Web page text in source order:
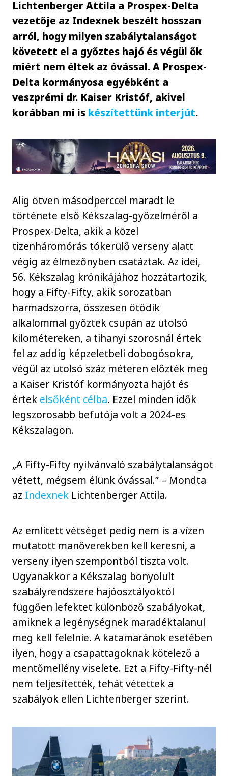
Lichtenberger Attila a Prospex-Delta
vezetője az Indexnek beszélt hosszan
arról, hogy milyen szabálytalanságot
követett el a győztes hajó és végül ők
miért nem éltek az óvással. A Prospex-
Delta kormányosa egyébként a
veszprémi dr. Kaiser Kristóf, akivel
korábban mi is készítettünk interjút.
Alig ötven másodperccel maradt le
története első Kékszalag-győzelméről a
Prospex-Delta, akik a közel
tizenháromórás tókerülő verseny alatt
végig az élmezőnyben csatáztak. Az idei,
56. Kékszalag krónikájához hozzátartozik,
hogy a Fifty-Fifty, akik sorozatban
harmadszorra, összesen ötödik
alkalommal győztek csupán az utolsó
kilométereken, a tihanyi szorosnál értek
fel az addig képzeletbeli dobogósokra,
végül az utolsó száz méteren előzték meg
a Kaiser Kristóf kormányozta hajót és
értek elsőként célba. Ezzel minden idők
legszorosabb befutója volt a 2024-es
Kékszalagon.
„A Fifty-Fifty nyilvánvaló szabálytalanságot
vétett, mégsem élünk óvással.” – Mondta
az Indexnek Lichtenberger Attila.
Az említett vétséget pedig nem is a vízen
mutatott manőverekben kell keresni, a
verseny ilyen szempontból tiszta volt.
Ugyanakkor a Kékszalag bonyolult
szabályrendszere hajóosztályoktól
függően lefektet különböző szabályokat,
amiknek a legénységnek maradéktalanul
meg kell felelnie. A katamaránok esetében
ilyen, hogy a csapattagoknak kötelező a
mentőmellény viselete. Ezt a Fifty-Fifty-nél
nem teljesítették, tehát vétettek a
szabályok ellen Lichtenberger szerint.